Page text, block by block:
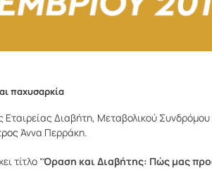
παχυσαρκία
Διαβήτη, Μεταβολικού
Άννα Περράκη.
τίτλο “Όραση και Διαβήτης: Πώς μας